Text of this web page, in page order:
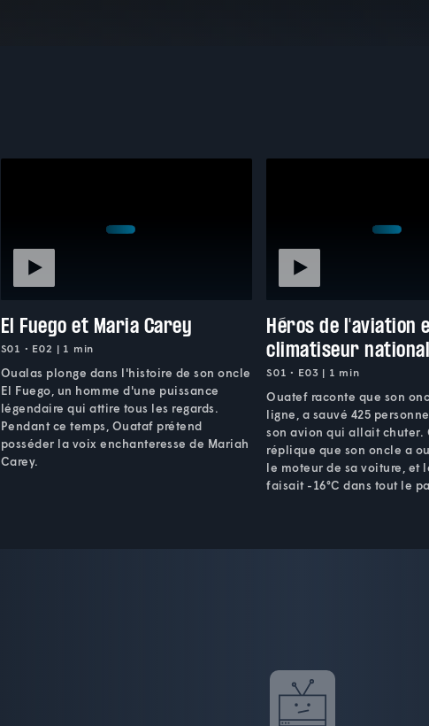
El Fuego et Maria Carey
S01 • E02 | 1 min
Oualas plonge dans l'histoire de son oncle
El Fuego, un homme d'une puissance
légendaire qui attire tous les regards.
Pendant ce temps, Ouataf prétend
posséder la voix enchanteresse de Mariah
Carey.
Héros de l'aviation
climatiseur national
S01 • E03 | 1 min
Ouatef raconte que son
ligne, a sauvé 425
son avion qui allait chuter.
réplique que son oncle a
le moteur de sa voiture, et
faisait -16°C dans tout le